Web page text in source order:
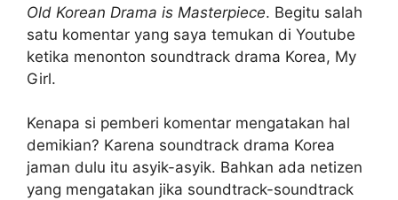
Old Korean Drama is Masterpiece. Begitu salah
satu komentar yang saya temukan di Youtube
ketika menonton soundtrack drama Korea, My
Girl.
Kenapa si pemberi komentar mengatakan hal
demikian? Karena soundtrack drama Korea
jaman dulu itu asyik-asyik. Bahkan ada netizen
yang mengatakan jika soundtrack-soundtrack